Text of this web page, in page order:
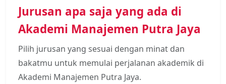
Jurusan apa saja yang ada di
Akademi Manajemen Putra Jaya
Pilih jurusan yang sesuai dengan minat dan
bakatmu untuk memulai perjalanan akademik di
Akademi Manajemen Putra Jaya.